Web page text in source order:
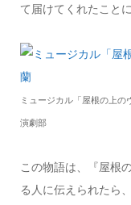
て届けてくれたこと
ミュージカル「屋根の上
演劇部
この物語は、『屋根
る人に伝えられたら